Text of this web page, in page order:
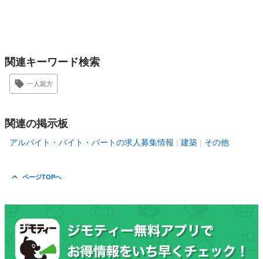
関連キーワード検索
一人親方
関連の掲示板
アルバイト・バイト・パートの求人募集情報 建築 その他
ページTOPへ